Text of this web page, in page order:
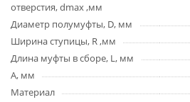
отверстия, dmax ,мм
Диаметр полумуфты, D, мм
Ширина ступицы, R ,мм
Длина муфты в сборе, L, мм
A, мм
Материал